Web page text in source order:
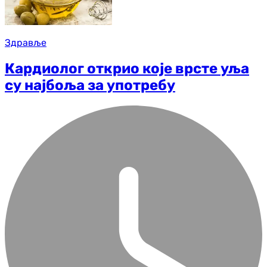
Здравље
Кардиолог открио које врсте уља
су најбоља за употребу